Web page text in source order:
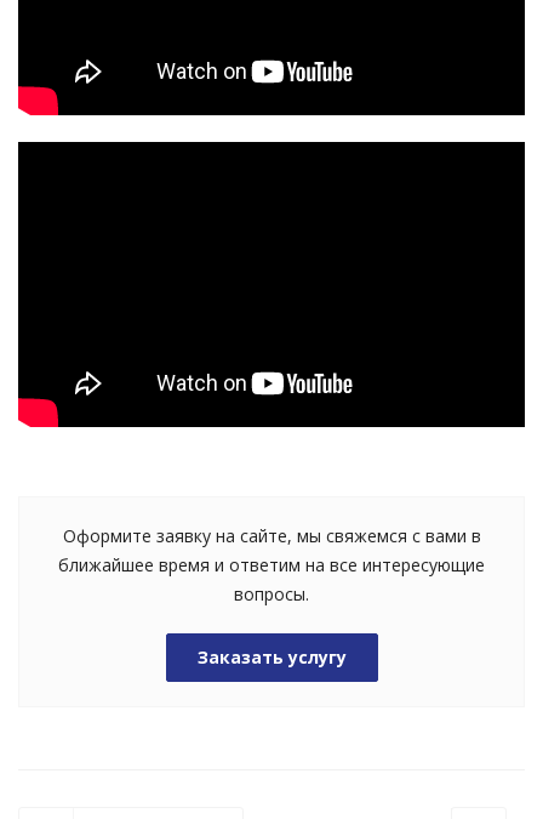
Оформите заявку на сайте, мы свяжемся с вами в
ближайшее время и ответим на все интересующие
вопросы.
Заказать услугу